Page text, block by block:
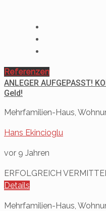
Referenzen
ANLEGER AUFGEPASST!
Geld!
Mehrfamilien-Haus,
Hans Ekincioglu
vor 9 Jahren
ERFOLGREICH
Details
Mehrfamilien-Haus,